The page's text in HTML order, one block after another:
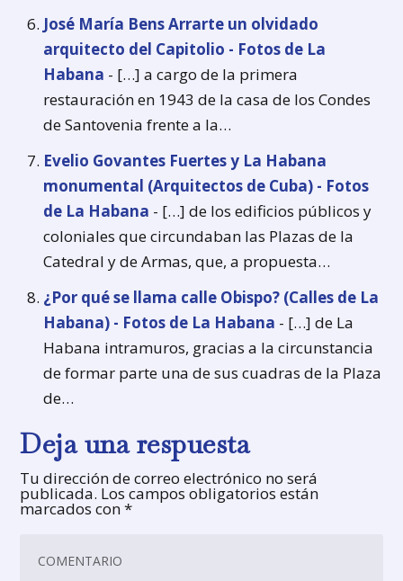
José María Bens Arrarte un olvidado
arquitecto del Capitolio - Fotos de La
Habana - […] a cargo de la primera
restauración en 1943 de la casa de los Condes
de Santovenia frente a la…
Evelio Govantes Fuertes y La Habana
monumental (Arquitectos de Cuba) - Fotos
de La Habana - […] de los edificios públicos y
coloniales que circundaban las Plazas de la
Catedral y de Armas, que, a propuesta…
¿Por qué se llama calle Obispo? (Calles de La
Habana) - Fotos de La Habana - […] de La
Habana intramuros, gracias a la circunstancia
de formar parte una de sus cuadras de la Plaza
de…
Deja una respuesta
Tu dirección de correo electrónico no será
publicada. Los campos obligatorios están
marcados con*